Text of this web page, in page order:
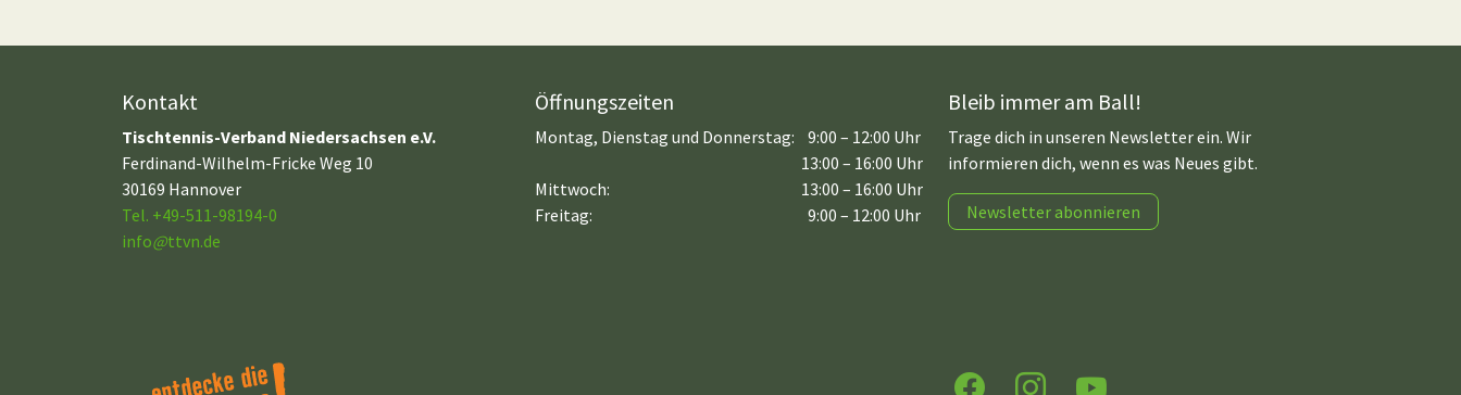
Kontakt
Tischtennis-Verband Niedersachsen e.V.
Ferdinand-Wilhelm-Fricke Weg 10
30169 Hannover
Tel. +49-511-98194-0
info@ttvn.de
Öffnungszeiten
Montag, Dienstag und Donnerstag:
9:00 – 12:00 Uhr
13:00 – 16:00 Uhr
Mittwoch:
Freitag:
13:00 – 16:00 Uhr
9:00 – 12:00 Uhr
Bleib immer am Ball!
Trage dich in unseren Newsletter ein. Wir
informieren dich, wenn es was Neues gibt.
Newsletter abonnieren